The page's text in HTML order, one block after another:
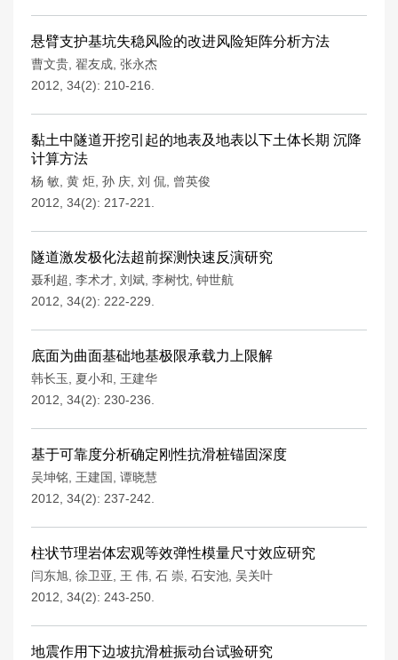
悬臂支护基坑失稳风险的改进风险矩阵分析方法
曹文贵 翟友成 张永杰
2012, 34(2): 210-216.
黏土中隧道开挖引起的地表及地表以下土体长期 沉降
计算方法
杨 敏 黄 炬 孙 庆 刘 侃 曾英俊
2012, 34(2): 217-221.
隧道激发极化法超前探测快速反演研究
聂利超 李术才 刘斌 李树忱 钟世航
2012, 34(2): 222-229.
底面为曲面基础地基极限承载力上限解
韩长玉 夏小和
王建华
2012, 34(2): 230-236.
基于可靠度分析确定刚性抗滑桩锚固深度
吴坤铭 王建国
谭晓慧
2012, 34(2): 237-242.
柱状节理岩体宏观等效弹性模量尺寸效应研究
闫东旭 徐卫亚 王 伟 石 崇 石安池 吴关叶
2012, 34(2): 243-250.
地震作用下边坡抗滑桩振动台试验研究